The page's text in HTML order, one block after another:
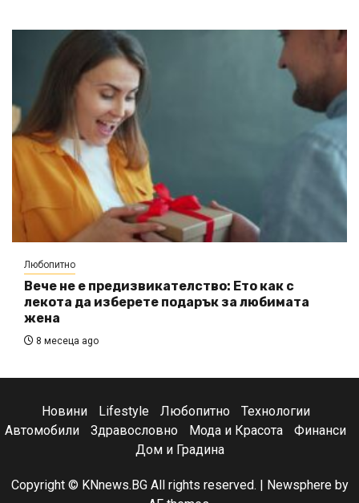
Любопитно
Вече не е предизвикателство: Ето как с
лекота да изберете подарък за любимата
жена
8 месеца ago
Новини Lifestyle Любопитно
Технологии
Автомобили
Здравословно Мода и Красота
Финанси
Дом и Градина
Copyright © KNnews.BG All rights reserved. Newsphereby